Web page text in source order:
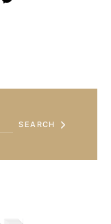
SEARCH